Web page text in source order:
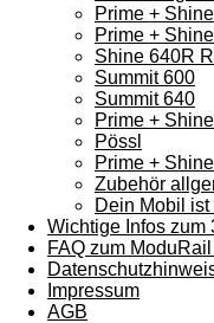
Prime +
Prime +
Shine 640R
Summit 600
Summit 640
Prime +
Pössl
Prime +
Zubehör
Dein Mobil
Wichtige Infos zum
FAQ zum
Impressum
AGB